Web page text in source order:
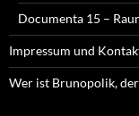
Documenta 15 –
Impressum und
Wer ist Brunopolik,